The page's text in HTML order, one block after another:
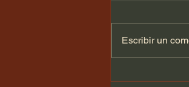
Escribir un